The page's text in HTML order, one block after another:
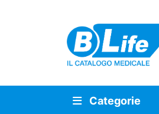
Vai al contenuto principale
Categorie